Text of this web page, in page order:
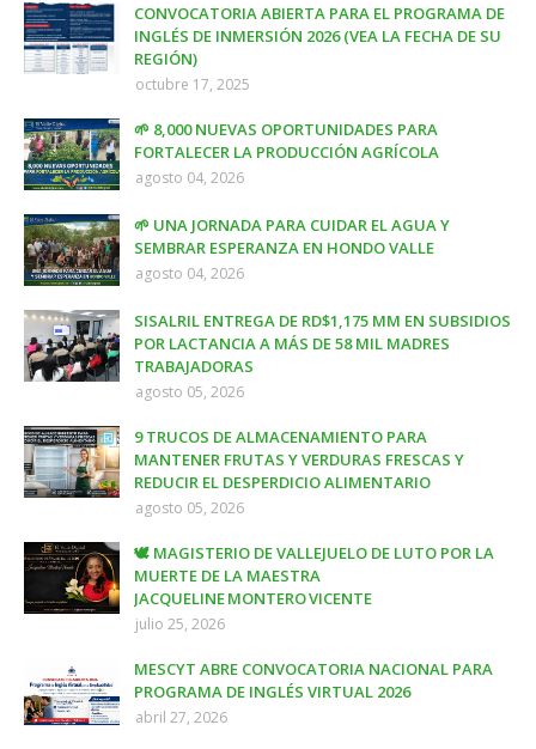
CONVOCATORIA ABIERTA PARA EL PROGRAMA DE
INGLÉS DE INMERSIÓN 2026 (VEA LA FECHA DE SU
REGIÓN)
octubre 17, 2025
🌱 8,000 NUEVAS OPORTUNIDADES PARA
FORTALECER LA PRODUCCIÓN AGRÍCOLA
agosto 04, 2026
🌱 UNA JORNADA PARA CUIDAR EL AGUA Y
SEMBRAR ESPERANZA EN HONDO VALLE
agosto 04, 2026
SISALRIL ENTREGA DE RD$1,175 MM EN SUBSIDIOS
POR LACTANCIA A MÁS DE 58 MIL MADRES
TRABAJADORAS
agosto 05, 2026
9 TRUCOS DE ALMACENAMIENTO PARA
MANTENER FRUTAS Y VERDURAS FRESCAS Y
REDUCIR EL DESPERDICIO ALIMENTARIO
agosto 05, 2026
🕊️ MAGISTERIO DE VALLEJUELO DE LUTO POR LA
MUERTE DE LA MAESTRA
JACQUELINE MONTERO VICENTE
julio 25, 2026
MESCYT ABRE CONVOCATORIA NACIONAL PARA
PROGRAMA DE INGLÉS VIRTUAL 2026
abril 27, 2026